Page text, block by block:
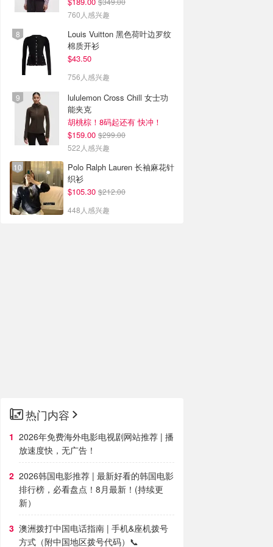
760人感兴趣
Louis Vuitton 黑色荷叶边罗纹
棉质开衫
$43.50
756人感兴趣
lululemon Cross Chill 女士功
能夹克
胡桃棕！8码起还有 快冲！
$159.00 $299.00
522人感兴趣
Polo Ralph Lauren 长袖麻花针
织衫
$105.30 $212.00
448人感兴趣
热门内容
2026年免费海外电影电视剧网站推荐 | 播
放速度快，无广告！
2026韩国电影推荐 | 最新好看的韩国电影
排行榜，必看盘点！8月最新！(持续更
新）
澳洲拨打中国电话指南 | 手机&座机拨号
方式（附中国地区拨号代码）📞